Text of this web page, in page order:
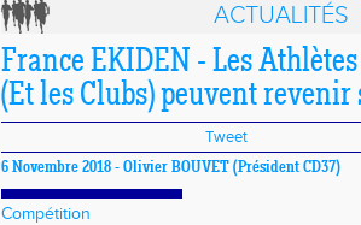
ACTUALITÉS
France EKIDEN - Les
(Et les Clubs) peuvent
Tweet
6 Novembre 2018 - Olivier BOUVET (Président CD37)
Compétition